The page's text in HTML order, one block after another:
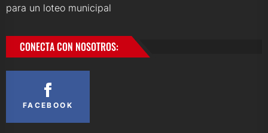
para un loteo municipal
CONECTA CON NOSOTROS:
FACEBOOK